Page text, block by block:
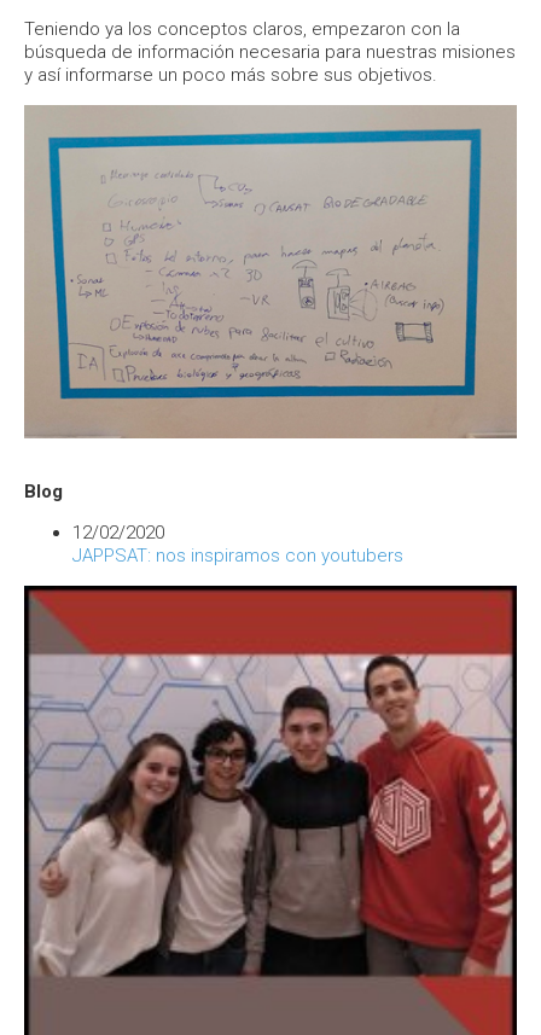
Teniendo ya los conceptos claros, empezaron con la
búsqueda de información necesaria para nuestras misiones
y así informarse un poco más sobre sus objetivos.
Blog
12/02/2020
JAPPSAT: nos inspiramos con youtubers